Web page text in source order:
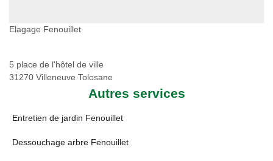
Elagage Fenouillet
5 place de l'hôtel de ville
31270 Villeneuve Tolosane
Autres services
Entretien de jardin Fenouillet
Dessouchage arbre Fenouillet